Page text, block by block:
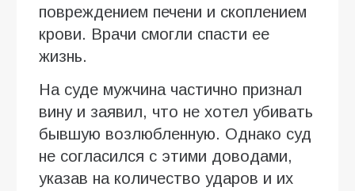
повреждением печени и скоплением
крови. Врачи смогли спасти ее
жизнь.
На суде мужчина частично признал
вину и заявил, что не хотел убивать
бывшую возлюбленную. Однако суд
не согласился с этими доводами,
указав на количество ударов и их